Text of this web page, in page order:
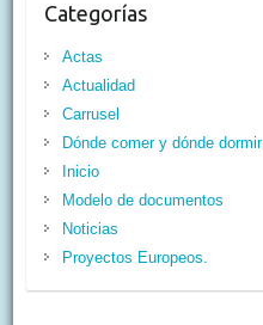
Categorías
Actas
Actualidad
Carrusel
Dónde comer y dónde dormir
Inicio
Modelo de documentos
Noticias
Proyectos Europeos.